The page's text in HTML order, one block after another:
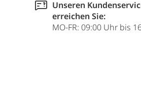
Unseren
erreichen Sie:
MO-FR: 09:00 Uhr bis